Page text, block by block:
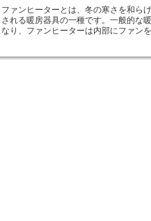
ファンヒーターとは、冬の寒さを和ら
される暖房器具の一種です。一般的な
なり、ファンヒーターは内部にファン
り、暖かい空気を効率的に循環させる
す。ファンヒーターは、短時間で部屋